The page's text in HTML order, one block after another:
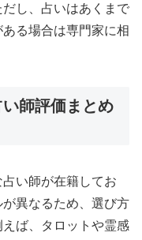
し、占いはあくまで
る場合は専門家に相
師評価まとめ
い師が在籍してお
異なるため、選び方
ば、タロットや霊感